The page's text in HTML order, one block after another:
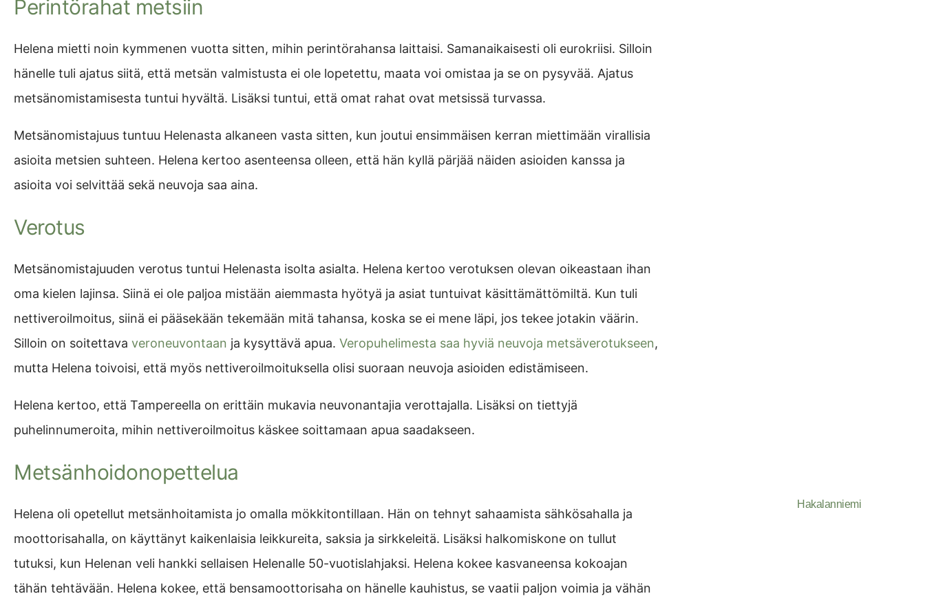
Perintörahat metsiin
Helena mietti noin kymmenen vuotta sitten, mihin perintörahansa laittaisi. Samanaikaisesti oli eurokriisi. Silloin
hänelle tuli ajatus siitä, että metsän valmistusta ei ole lopetettu, maata voi omistaa ja se on pysyvää. Ajatus
metsänomistamisesta tuntui hyvältä. Lisäksi tuntui, että omat rahat ovat metsissä turvassa.
Metsänomistajuus tuntuu Helenasta alkaneen vasta sitten, kun joutui ensimmäisen kerran miettimään virallisia
asioita metsien suhteen. Helena kertoo asenteensa olleen, että hän kyllä pärjää näiden asioiden kanssa ja
asioita voi selvittää sekä neuvoja saa aina.
Verotus
Metsänomistajuuden verotus tuntui Helenasta isolta asialta. Helena kertoo verotuksen olevan oikeastaan ihan
oma kielen lajinsa. Siinä ei ole paljoa mistään aiemmasta hyötyä ja asiat tuntuivat käsittämättömiltä. Kun tuli
nettiveroilmoitus, siinä ei pääsekään tekemään mitä tahansa, koska se ei mene läpi, jos tekee jotakin väärin.
Silloin on soitettava veroneuvontaan ja kysyttävä apua. Veropuhelimesta saa hyviä neuvoja metsäverotukseen,
mutta Helena toivoisi, että myös nettiveroilmoituksella olisi suoraan neuvoja asioiden edistämiseen.
Helena kertoo, että Tampereella on erittäin mukavia neuvonantajia verottajalla. Lisäksi on tiettyjä
puhelinnumeroita, mihin nettiveroilmoitus käskee soittamaan apua saadakseen.
Metsänhoidonopettelua
Helena oli opetellut metsänhoitamista jo omalla mökkitontillaan. Hän on tehnyt sahaamista sähkösahalla ja
moottorisahalla, on käyttänyt kaikenlaisia leikkureita, saksia ja sirkkeleitä. Lisäksi halkomiskone on tullut
tutuksi, kun Helenan veli hankki sellaisen Helenalle 50-vuotislahjaksi. Helena kokee kasvaneensa kokoajan
tähän tehtävään. Helena kokee, että bensamoottorisaha on hänelle kauhistus, se vaatii paljon voimia ja vähän
Hakalanniemi